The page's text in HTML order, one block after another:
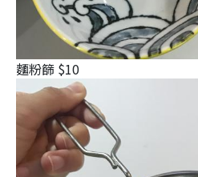
麵粉篩 $10